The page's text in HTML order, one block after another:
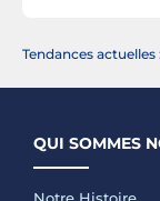
Tendances actuelles :
QUI SOMMES